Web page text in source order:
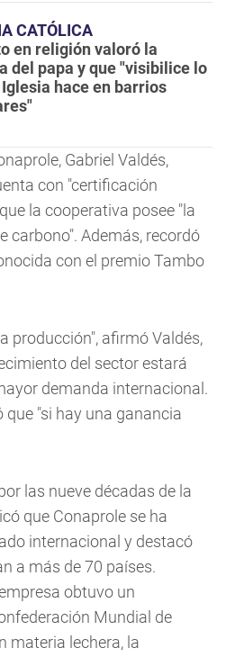
CATÓLICA
en religión valoró la
del papa y que "visibilice lo
hace en barrios
Gabriel Valdés,
con "certificación
la cooperativa posee "la
carbono". Además, recordó
con el premio Tambo
producción", afirmó Valdés,
del sector estará
demanda internacional.
que "si hay una ganancia
las nueve décadas de la
que Conaprole se ha
internacional y destacó
a más de 70 países.
obtuvo un
Mundial de
materia lechera, la